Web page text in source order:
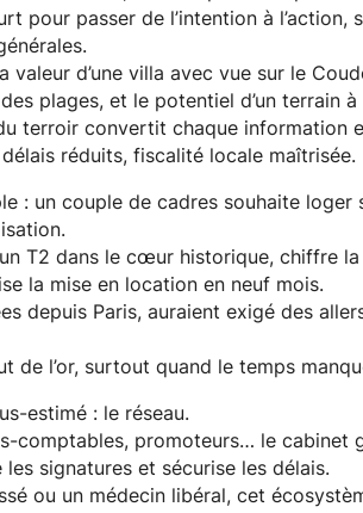
pour passer de l’intention à
valeur d’une villa avec vue sur le
plages, et le potentiel d’un terrain
terroir convertit chaque information
réduits, fiscalité locale maîtrisée.
: un couple de cadres souhaite
T2 dans le cœur historique, chiffre
la mise en location en neuf mois.
depuis Paris, auraient exigé des
de l’or, surtout quand le temps
estimé : le réseau.
comptables, promoteurs… le cabinet
signatures et sécurise les délais.
ou un médecin libéral, cet